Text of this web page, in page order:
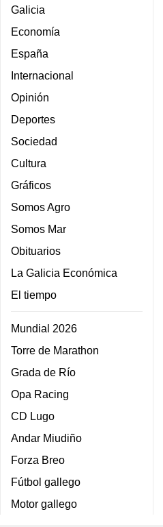
Galicia
Economía
España
Internacional
Opinión
Deportes
Sociedad
Cultura
Gráficos
Somos Agro
Somos Mar
Obituarios
La Galicia Económica
El tiempo
Mundial 2026
Torre de Marathon
Grada de Río
Opa Racing
CD Lugo
Andar Miudiño
Forza Breo
Fútbol gallego
Motor gallego